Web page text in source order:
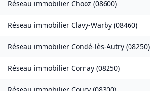
Réseau immobilier Chooz (08600)
Réseau immobilier Clavy-Warby (08460)
Réseau immobilier Condé-lès-Autry (08250)
Réseau immobilier Cornay (08250)